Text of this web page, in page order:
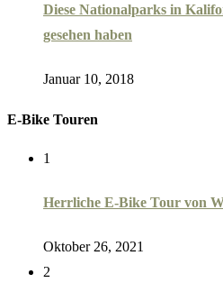
Diese Nationalparks in
gesehen haben
Januar 10, 2018
E-Bike Touren
1
Herrliche E-Bike Tour von
Oktober 26, 2021
2